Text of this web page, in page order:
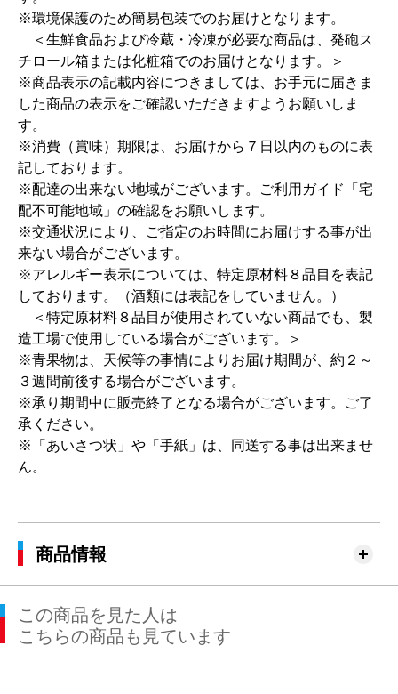
※環境保護のため簡易包装でのお届けとなります。
＜生鮮食品および冷蔵・冷凍が必要な商品は、発砲ス
チロール箱または化粧箱でのお届けとなります。＞
※商品表示の記載内容につきましては、お手元に届きま
した商品の表示をご確認いただきますようお願いしま
す。
※消費（賞味）期限は、お届けから７日以内のものに表
記しております。
※配達の出来ない地域がございます。ご利用ガイド「宅
配不可能地域」の確認をお願いします。
※交通状況により、ご指定のお時間にお届けする事が出
来ない場合がございます。
※アレルギー表示については、特定原材料８品目を表記
しております。（酒類には表記をしていません。）
＜特定原材料８品目が使用されていない商品でも、製
造工場で使用している場合がございます。＞
※青果物は、天候等の事情によりお届け期間が、約２～
３週間前後する場合がございます。
※承り期間中に販売終了となる場合がございます。ご了
承ください。
※「あいさつ状」や「手紙」は、同送する事は出来ませ
ん。
商品情報
この商品を見た人は
こちらの商品も見ています